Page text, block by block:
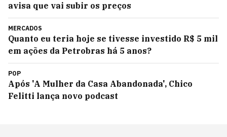
avisa que vai subir os preços
MERCADOS
Quanto eu teria hoje se tivesse investido R$ 5 mil
em ações da Petrobras há 5 anos?
POP
Após 'A Mulher da Casa Abandonada', Chico
Felitti lança novo podcast